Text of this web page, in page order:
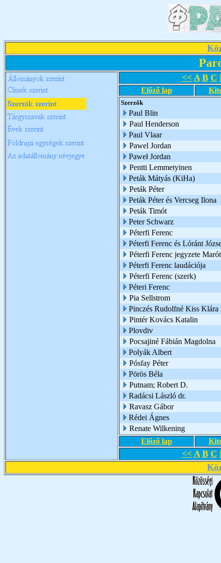
<< A B C
Előző lap
Szerzők
Paul Blin
Paul Henderson
Paul Vlaar
Pawel Jordan
Paweł Jordan
Pentti Lemmetyinen
Peták Mátyás (KiHa)
Peták Péter
Peták Péter és Vercseg Ilona
Peták Timót
Peter Schwarz
Péterfi Ferenc
Péterfi Ferenc és Lóránt
Péterfi Ferenc jegyzete
Péterfi Ferenc laudációja
Péterfi Ferenc (szerk)
Péteri Ferenc
Pia Sellstrom
Pinczés Rudolfné Kiss Klára
Pintér Kovács Katalin
Plovdiv
Pocsajiné Fábián Magdolna
Polyák Albert
Pósfay Péter
Pörös Béla
Putnam; Robert D.
Radácsi László dr.
Ravasz Gábor
Rédei Ágnes
Renate Wilkening
Előző lap
<< A B C